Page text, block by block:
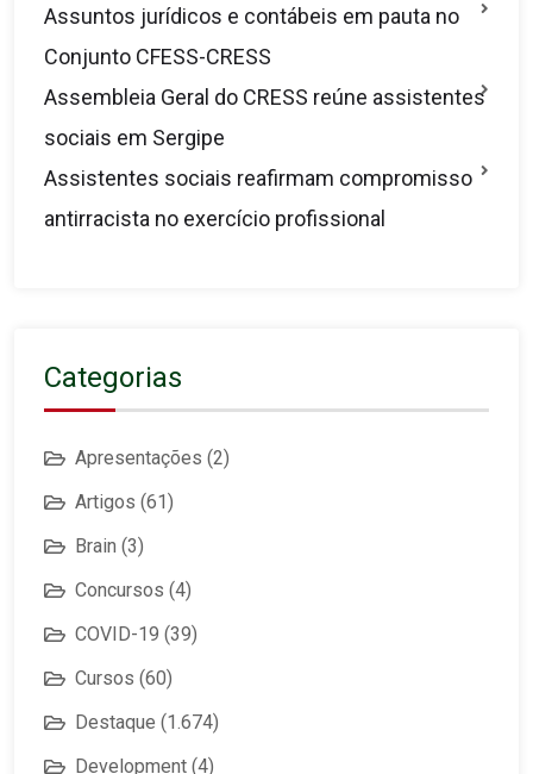
Assuntos jurídicos e contábeis em pauta no
Conjunto CFESS-CRESS
Assembleia Geral do CRESS reúne assistentes
sociais em Sergipe
Assistentes sociais reafirmam compromisso
antirracista no exercício profissional
Categorias
Apresentações (2)
Artigos (61)
Brain (3)
Concursos (4)
COVID-19 (39)
Cursos (60)
Destaque (1.674)
Development (4)